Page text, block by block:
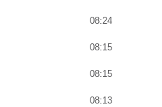
08:24
08:15
08:15
08:13